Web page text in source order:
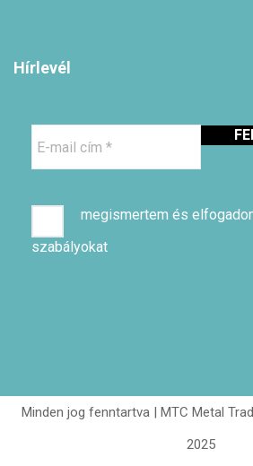
Hírlevél
mail
megismertem és
szabályokat
Minden jog fenntartva | MTC Metal
2025